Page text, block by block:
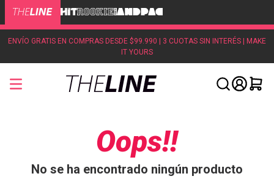
ENVÍO GRATIS EN COMPRAS DESDE $99.990 | 3 CUOTAS SIN INTERÉS | MAKE
IT YOURS
Oops!!
No se ha encontrado ningún producto